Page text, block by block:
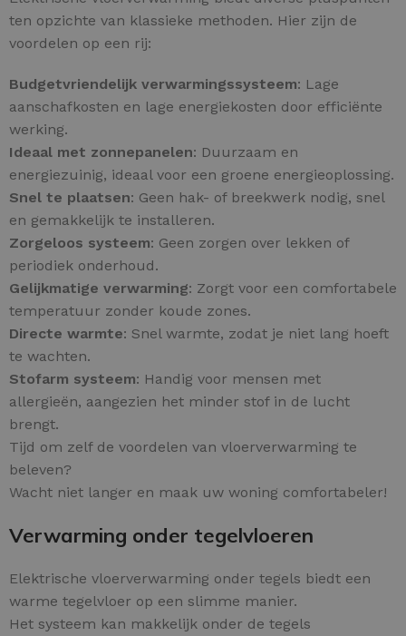
ten opzichte van klassieke methoden. Hier zijn de
voordelen op een rij:
Budgetvriendelijk verwarmingssysteem: Lage
aanschafkosten en lage energiekosten door efficiënte
werking.
Ideaal met zonnepanelen: Duurzaam en
energiezuinig, ideaal voor een groene energieoplossing.
Snel te plaatsen: Geen hak- of breekwerk nodig, snel
en gemakkelijk te installeren.
Zorgeloos systeem: Geen zorgen over lekken of
periodiek onderhoud.
Gelijkmatige verwarming: Zorgt voor een comfortabele
temperatuur zonder koude zones.
Directe warmte: Snel warmte, zodat je niet lang hoeft
te wachten.
Stofarm systeem: Handig voor mensen met
allergieën, aangezien het minder stof in de lucht
brengt.
Tijd om zelf de voordelen van vloerverwarming te
beleven?
Wacht niet langer en maak uw woning comfortabeler!
Verwarming onder tegelvloeren
Elektrische vloerverwarming onder tegels biedt een
warme tegelvloer op een slimme manier.
Het systeem kan makkelijk onder de tegels